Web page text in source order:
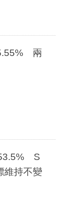
兩
53.5% S
維持不變